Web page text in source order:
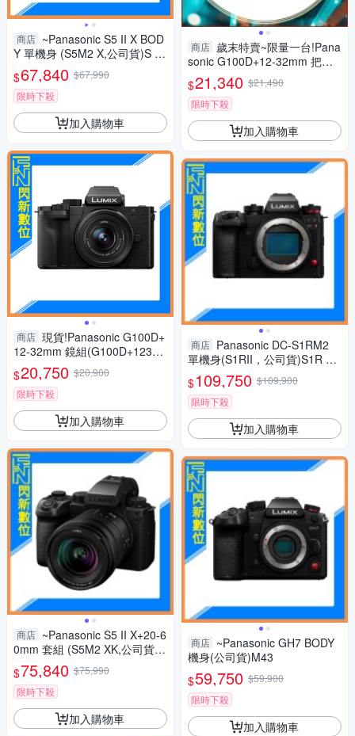
商店 ~Panasonic S5 II X BOD
Y 單機身 (S5M2 X,公司貨)S 5II
$67,840 $67,990
限時下殺
加入購物車
商店 現貨!Panasonic G100D+
12-32mm 鏡組(G100D+123
2，公司貨)G100
$20,750 $20,900
限時下殺
加入購物車
商店 ~Panasonic S5 II X+20-6
0mm 套組 (S5M2 XK,公司貨)
S5IIXK
$75,840 $75,990
限時下殺
加入購物車
商店 歲末特賣~限量一台!Pana
sonic G100D+12-32mm 把手
組(G100D+1232+SHGR2，公
司貨)
$21,340 $21,490
限時下殺
加入購物車
商店 Panasonic DC-S1RM2
單機身(S1RII，公司貨)S1R Ma
rk II S1R2
$109,750 $109,900
限時下殺
加入購物車
商店 ~Panasonic GH7 BODY
機身(公司貨)M43
$59,750 $59,900
限時下殺
加入購物車